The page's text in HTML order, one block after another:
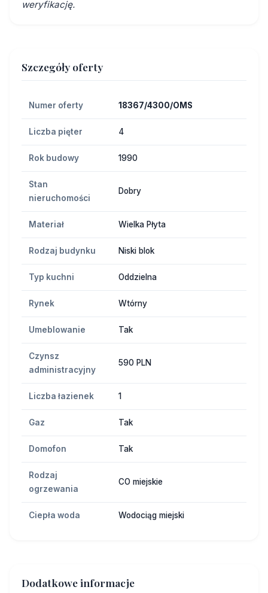
weryfikację.
Szczegóły oferty
Numer oferty 18367/4300/OMS
Liczba pięter 4
Rok budowy 1990
Stan
nieruchomości
Dobry
Materiał Wielka Płyta
Rodzaj budynku Niski blok
Typ kuchni Oddzielna
Rynek Wtórny
Umeblowanie Tak
Czynsz
administracyjny
590 PLN
Liczba łazienek 1
Gaz Tak
Domofon Tak
Rodzaj
ogrzewania
CO miejskie
Ciepła woda Wodociąg miejski
Dodatkowe informacje